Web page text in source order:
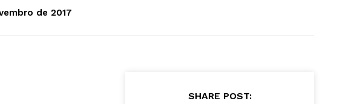
de 2017
SHARE POST: